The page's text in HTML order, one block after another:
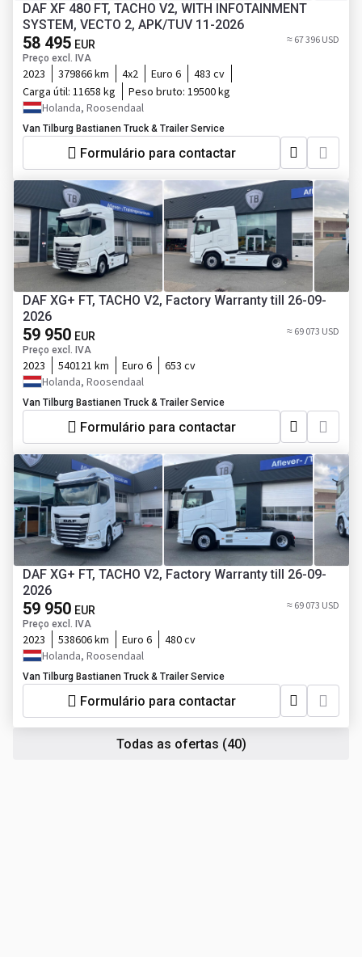
DAF XF 480 FT, TACHO V2, WITH INFOTAINMENT
SYSTEM, VECTO 2, APK/TUV 11-2026
58 495 EUR
Preço excl. IVA
≈ 67 396 USD
2023 379866 km 4x2 Euro 6
483 cv
Carga útil: 11658 kg Peso bruto: 19500 kg
Holanda, Roosendaal
Van Tilburg Bastianen Truck & Trailer Service
Formulário para contactar
DAF XG+ FT, TACHO V2, Factory Warranty till 26-09-
2026
59 950 EUR
Preço excl. IVA
≈ 69 073 USD
2023 540121 km Euro 6
653 cv
Holanda, Roosendaal
Van Tilburg Bastianen Truck & Trailer Service
Formulário para contactar
DAF XG+ FT, TACHO V2, Factory Warranty till 26-09-
2026
59 950 EUR
Preço excl. IVA
≈ 69 073 USD
2023 538606 km Euro 6
480 cv
Holanda, Roosendaal
Van Tilburg Bastianen Truck & Trailer Service
Formulário para contactar
Todas as ofertas (40)